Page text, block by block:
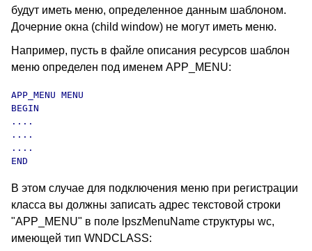
будут иметь меню, определенное данным шаблоном.
Дочерние окна (child window) не могут иметь меню.
Например, пусть в файле описания ресурсов шаблон
меню определен под именем APP_MENU:
APP_MENU MENU
BEGIN
....
....
....
END
В этом случае для подключения меню при регистрации
класса вы должны записать адрес текстовой строки
"APP_MENU" в поле lpszMenuName структуры wc,
имеющей тип WNDCLASS: